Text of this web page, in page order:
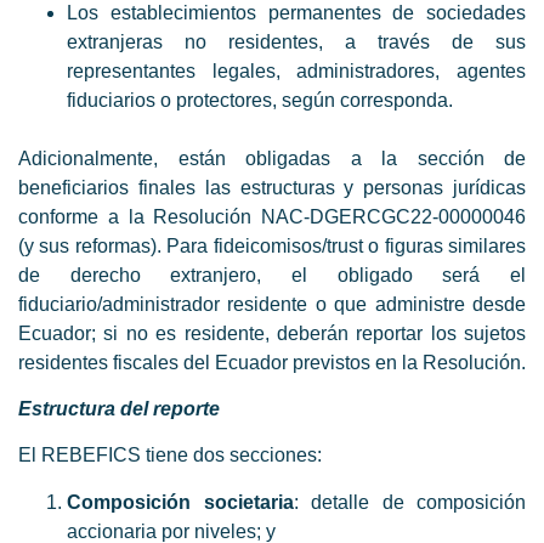
Los establecimientos permanentes de sociedades
extranjeras no residentes, a través de sus
representantes legales, administradores, agentes
fiduciarios o protectores, según corresponda.
Adicionalmente, están obligadas a la sección de
beneficiarios finales las estructuras y personas jurídicas
conforme a la Resolución NAC-DGERCGC22-00000046
(y sus reformas). Para fideicomisos/trust o figuras similares
de derecho extranjero, el obligado será el
fiduciario/administrador residente o que administre desde
Ecuador; si no es residente, deberán reportar los sujetos
residentes fiscales del Ecuador previstos en la Resolución.
Estructura del reporte
El REBEFICS tiene dos secciones:
Composición societaria: detalle de composición
accionaria por niveles; y